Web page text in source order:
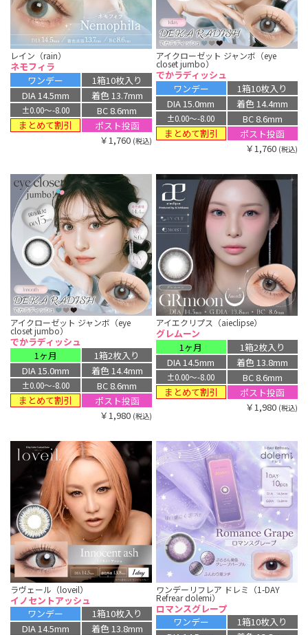
レイン（rain）
ネモフィラ
ワンデー
1箱10枚入り
DIA 14.5mm
着色 13.7mm
±0.00〜-8.00
BC 8.6mm
まとめて割引
ポスト投函
￥1,760 (税込)
アイクローゼット ジャンボ（eye
closet jumbo）
でかラディッシュ
ワンデー
1箱10枚入り
DIA 15.0mm
着色 14.4mm
±0.00〜-8.00
BC 8.6mm
まとめて割引
ポスト投函
￥1,760 (税込)
アイクローゼット ジャンボ（eye
closet jumbo）
でかラディッシュ
1ヶ月
1箱2枚入り
DIA 15.0mm
着色 14.4mm
±0.00〜-8.00
BC 8.6mm
まとめて割引
ポスト投函
￥1,980 (税込)
アイエクリプス（aieclipse）
グレムーン
1ヶ月
1箱2枚入り
DIA 14.5mm
着色 13.8mm
±0.00〜-8.00
BC 8.6mm
まとめて割引
ポスト投函
￥1,980 (税込)
ラヴェール（loveil）
イノセントアッシュ
ワンデー
1箱10枚入り
DIA 14.5mm
着色 13.8mm
ワンデーリフレア ドレミ（1-DAY
Refrear dolemi）
ロマンスグレープ
ワンデー
1箱10枚入り